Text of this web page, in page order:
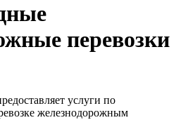
перевозки
услуги по
железнодорожным